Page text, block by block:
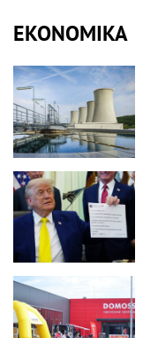
EKONOMIKA